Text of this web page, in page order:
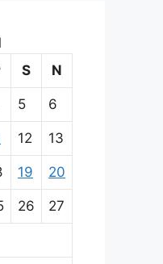
S N
5 6
12 13
19 20
26 27